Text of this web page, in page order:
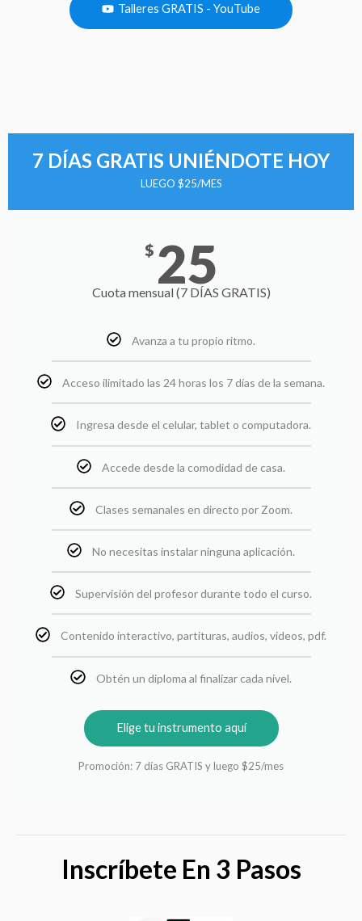
Talleres GRATIS - YouTube
7 DÍAS GRATIS UNIÉNDOTE HOY
LUEGO $25/MES
$ 25
Cuota mensual (7 DÍAS GRATIS)
Avanza a tu propio ritmo.
Acceso ilimitado las 24 horas los 7 días de la semana.
Ingresa desde el celular, tablet o computadora.
Accede desde la comodidad de casa.
Clases semanales en directo por Zoom.
No necesitas instalar ninguna aplicación.
Supervisión del profesor durante todo el curso.
Contenido interactivo, partituras, audios, videos, pdf.
Obtén un diploma al finalizar cada nivel.​
Elige tu instrumento aquí
Promoción: 7 días GRATIS y luego $25/mes
Inscríbete En 3 Pasos